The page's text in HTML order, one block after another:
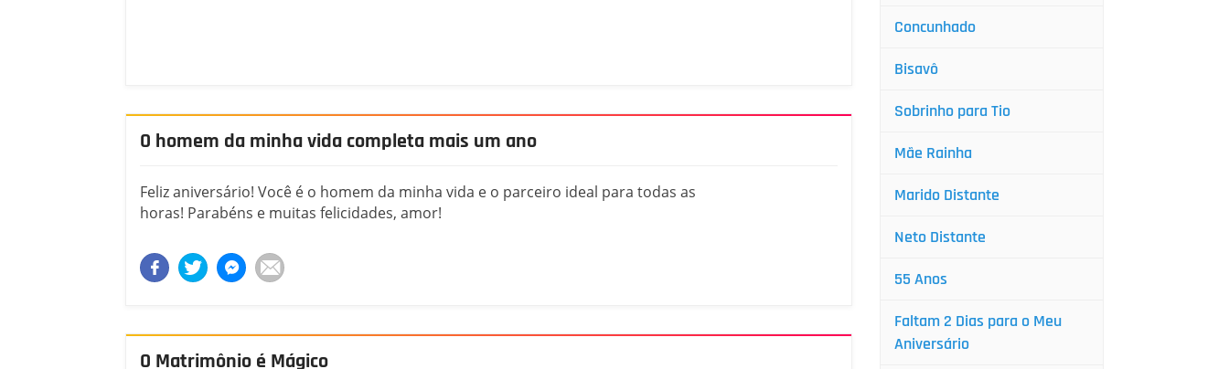
O homem da minha vida completa mais um ano
Feliz aniversário! Você é o homem da minha vida e o parceiro ideal para todas as
horas! Parabéns e muitas felicidades, amor!
O Matrimônio é Mágico
Concunhado
Bisavô
Sobrinho para Tio
Mãe Rainha
Marido Distante
Neto Distante
55 Anos
Faltam 2 Dias para o Meu
Aniversário